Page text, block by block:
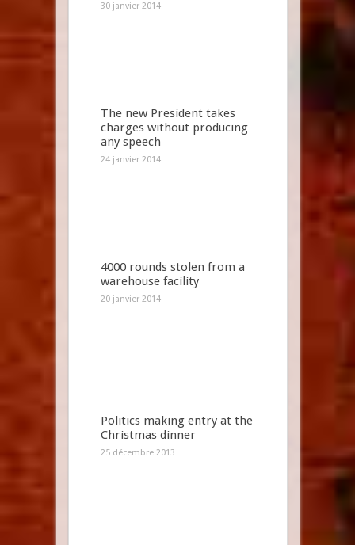
30 janvier 2014
The new President takes
charges without producing
any speech
24 janvier 2014
4000 rounds stolen from a
warehouse facility
20 janvier 2014
Politics making entry at the
Christmas dinner
25 décembre 2013